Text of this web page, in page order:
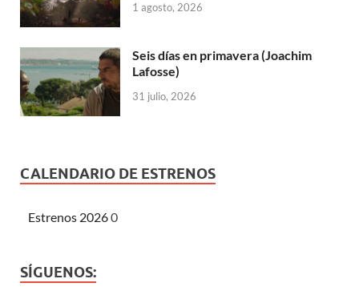
1 agosto, 2026
Seis días en primavera (Joachim
Lafosse)
31 julio, 2026
CALENDARIO DE ESTRENOS
Estrenos 20260
SÍGUENOS: